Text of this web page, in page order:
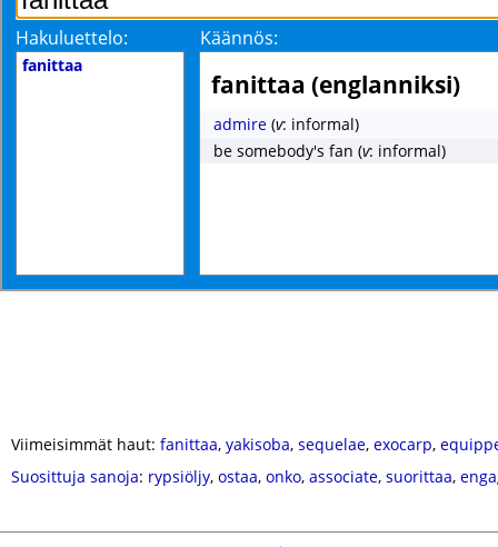
Hakuluettelo: Käännös:
fanittaa
fanittaa (englanniksi)
admire (v: informal)
be somebody's fan (v: informal)
Viimeisimmät haut: fanittaa, yakisoba, sequelae, exocarp,
Suosittuja sanoja: rypsiöljy, ostaa, onko, associate, suorittaa,